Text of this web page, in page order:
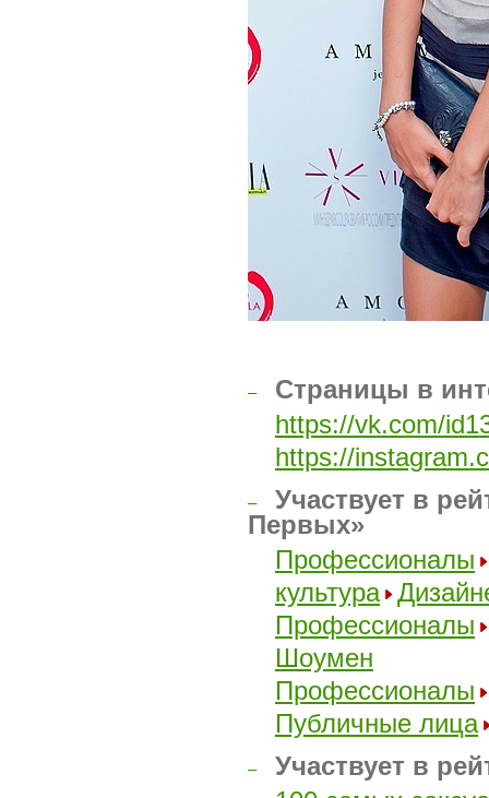
–
Страницы в
https://vk.com/
https://
–
Участвует в
Первых»
Профессионалы
культура
Профессионалы
Шоумен
Профессионалы
Публичные лица
–
Участвует в